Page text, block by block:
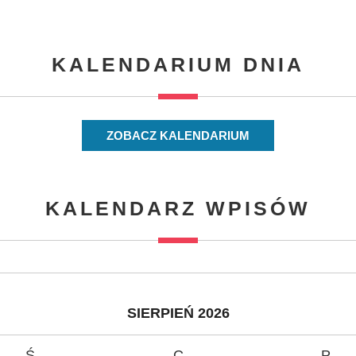
KALENDARIUM DNIA
ZOBACZ KALENDARIUM
KALENDARZ WPISÓW
SIERPIEŃ 2026